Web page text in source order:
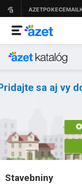
sa aj vy
Stavebniny